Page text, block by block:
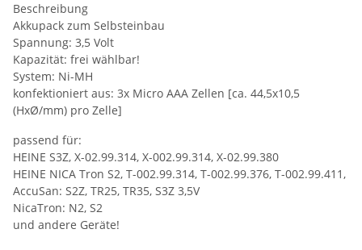
Beschreibung
Akkupack zum Selbsteinbau
Spannung: 3,5 Volt
Kapazität: frei wählbar!
System: Ni-MH
konfektioniert aus: 3x Micro AAA Zellen [ca. 44,5x10,5
(HxØ/mm) pro Zelle]
passend für:
HEINE S3Z, X-02.99.314, X-002.99.314, X-02.99.380
HEINE NICA Tron S2, T-002.99.314, T-002.99.376, T-002.99.411,
AccuSan: S2Z, TR25, TR35, S3Z 3,5V
NicaTron: N2, S2
und andere Geräte!